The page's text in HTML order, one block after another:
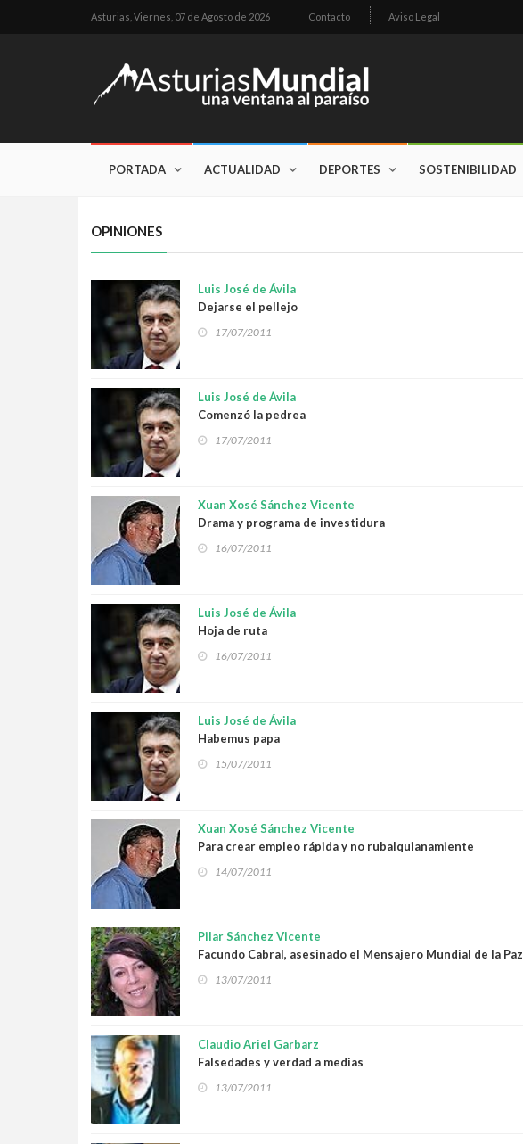
Asturias, Viernes, 07 de Agosto de 2026 Contacto Aviso Legal
PORTADA ACTUALIDAD DEPORTES SOSTENIBILIDAD
OPINIONES
Luis José de Ávila
Dejarse el pellejo
17/07/2011
Luis José de Ávila
Comenzó la pedrea
17/07/2011
Xuan Xosé Sánchez Vicente
Drama y programa de investidura
16/07/2011
Luis José de Ávila
Hoja de ruta
16/07/2011
Luis José de Ávila
Habemus papa
15/07/2011
Xuan Xosé Sánchez Vicente
Para crear empleo rápida y no rubalquianamiente
14/07/2011
Pilar Sánchez Vicente
Facundo Cabral, asesinado el Mensajero Mundial de la Paz
13/07/2011
Claudio Ariel Garbarz
Falsedades y verdad a medias
13/07/2011